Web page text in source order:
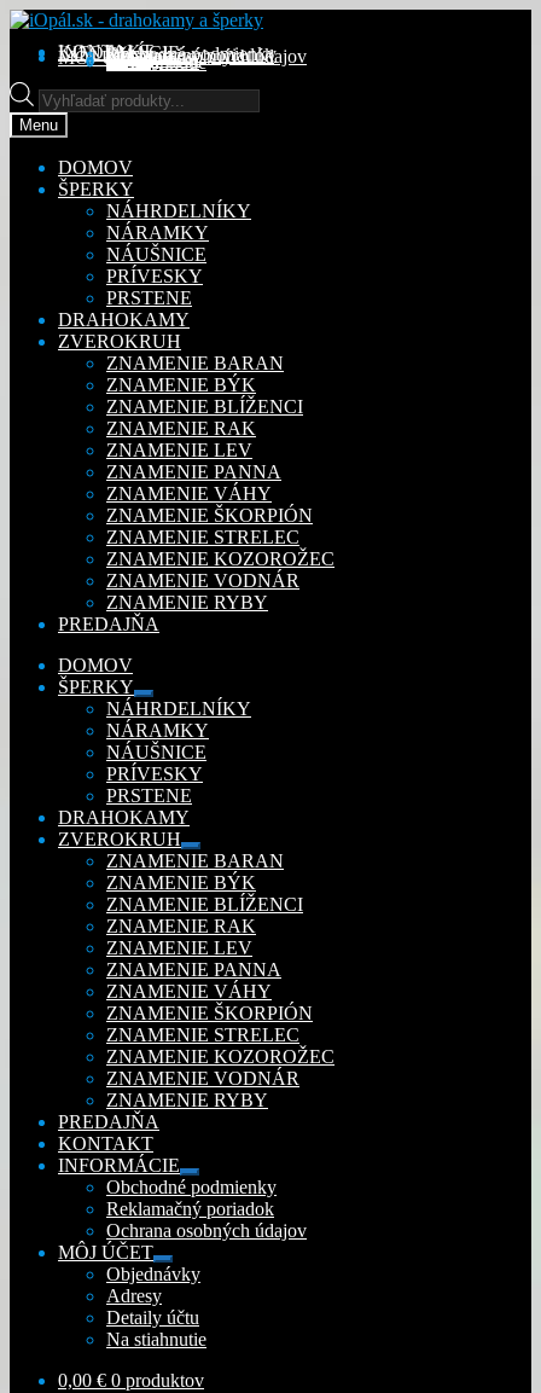
Preskočiť
navigáciu
Preskočiť
obsah
KONTAKT
INFORMÁCIE
Obchodné podmienky
Reklamačný poriadok
Ochrana osobných údajov
MÔJ ÚČETObjednávky
Adresy
Detaily účtu
Na stiahnutie
Products
search
Menu
DOMOV
ŠPERKY
NÁHRDELNÍKY
NÁRAMKY
NÁUŠNICE
PRÍVESKY
PRSTENE
DRAHOKAMY
ZVEROKRUH
ZNAMENIE BARAN
ZNAMENIE BÝK
ZNAMENIE BLÍŽENCI
ZNAMENIE RAK
ZNAMENIE LEV
ZNAMENIE PANNA
ZNAMENIE VÁHY
ZNAMENIE ŠKORPIÓN
ZNAMENIE STRELEC
ZNAMENIE KOZOROŽEC
ZNAMENIE VODNÁR
ZNAMENIE RYBY
PREDAJŇA
DOMOV
ŠPERKY
Rozbaliť
podradené
menu
NÁHRDELNÍKY
NÁRAMKY
NÁUŠNICE
PRÍVESKY
PRSTENE
DRAHOKAMY
ZVEROKRUH
Rozbaliť
podradené
menu
ZNAMENIE BARAN
ZNAMENIE BÝK
ZNAMENIE BLÍŽENCI
ZNAMENIE RAK
ZNAMENIE LEV
ZNAMENIE PANNA
ZNAMENIE VÁHY
ZNAMENIE ŠKORPIÓN
ZNAMENIE STRELEC
ZNAMENIE KOZOROŽEC
ZNAMENIE VODNÁR
ZNAMENIE RYBY
PREDAJŇA
KONTAKT
INFORMÁCIE
Rozbaliť
podradené
menu
Obchodné podmienky
Reklamačný poriadok
Ochrana osobných údajov
MÔJ ÚČET
Rozbaliť
podradené
Objednávky
Adresy
Detaily účtu
Na stiahnutie
0,00 € 0 produktov